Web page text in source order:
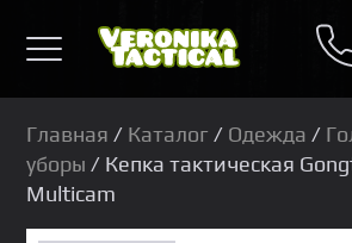
Главная / Каталог / Одежда /
уборы / Кепка тактическая
Multicam